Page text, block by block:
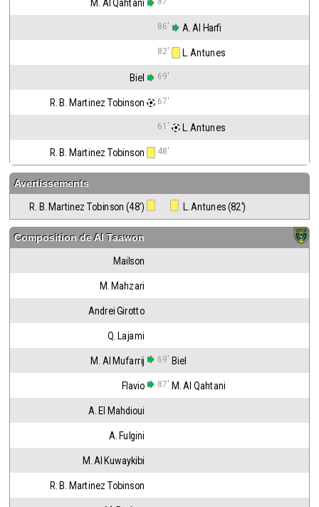
M. Al Qahtani
86' A. Al Harfi
82' L. Antunes
Biel 69'
R. B. Martinez Tobinson 67'
61' L. Antunes
R. B. Martinez Tobinson 48'
Avertissements
R. B. Martinez Tobinson (48') L. Antunes (82')
Composition deAl Taawon
Mailson
M. Mahzari
Andrei Girotto
Q. Lajami
M. Al Mufarrij 69' Biel
Flavio 87' M. Al Qahtani
A. El Mahdioui
A. Fulgini
M. Al Kuwaykibi
R. B. Martinez Tobinson